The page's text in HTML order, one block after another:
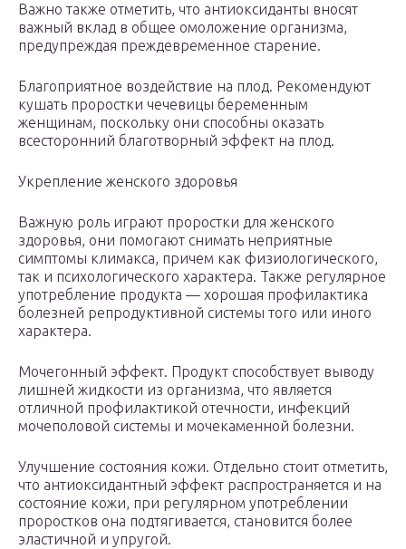
Важно также отметить, что антиоксиданты вносят
важный вклад в общее омоложение организма,
предупреждая преждевременное старение.
Благоприятное воздействие на плод. Рекомендуют
кушать проростки чечевицы беременным
женщинам, поскольку они способны оказать
всесторонний благотворный эффект на плод.
Укрепление женского здоровья
Важную роль играют проростки для женского
здоровья, они помогают снимать неприятные
симптомы климакса, причем как физиологического,
так и психологического характера. Также регулярное
употребление продукта — хорошая профилактика
болезней репродуктивной системы того или иного
характера.
Мочегонный эффект. Продукт способствует выводу
лишней жидкости из организма, что является
отличной профилактикой отечности, инфекций
мочеполовой системы и мочекаменной болезни.
Улучшение состояния кожи. Отдельно стоит отметить,
что антиоксидантный эффект распространяется и на
состояние кожи, при регулярном употреблении
проростков она подтягивается, становится более
эластичной и упругой.